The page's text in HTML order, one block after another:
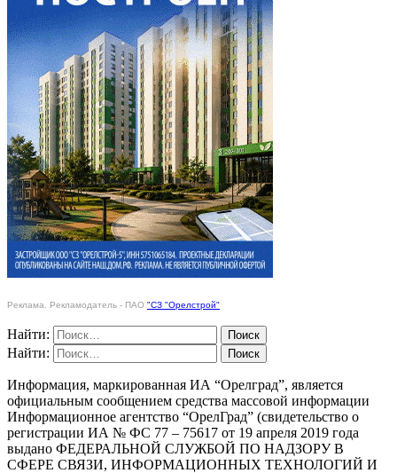
Реклама. Рекламодатель - ПАО "СЗ "Орелстрой"
Найти:
Найти:
Информация, маркированная ИА “Орелград”, является
официальным сообщением средства массовой информации
Информационное агентство “ОрелГрад” (свидетельство о
регистрации ИА № ФС 77 – 75617 от 19 апреля 2019 года
выдано ФЕДЕРАЛЬНОЙ СЛУЖБОЙ ПО НАДЗОРУ В
СФЕРЕ СВЯЗИ, ИНФОРМАЦИОННЫХ ТЕХНОЛОГИЙ И